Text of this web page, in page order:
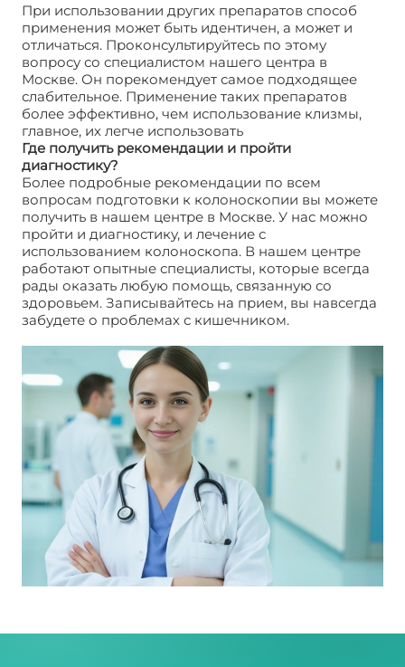
При использовании других препаратов способ
применения может быть идентичен, а может и
отличаться. Проконсультируйтесь по этому
вопросу со специалистом нашего центра в
Москве. Он порекомендует самое подходящее
слабительное. Применение таких препаратов
более эффективно, чем использование клизмы,
главное, их легче использовать
Где получить рекомендации и пройти
диагностику?
Более подробные рекомендации по всем
вопросам подготовки к колоноскопии вы можете
получить в нашем центре в Москве. У нас можно
пройти и диагностику, и лечение с
использованием колоноскопа. В нашем центре
работают опытные специалисты, которые всегда
рады оказать любую помощь, связанную со
здоровьем. Записывайтесь на прием, вы навсегда
забудете о проблемах с кишечником.